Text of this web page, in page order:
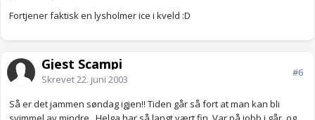
Fortjener faktisk en lysholmer ice i kveld :D
Gjest Scampi
Skrevet22. juni 2003
#6
Så er det jammen søndag igjen!! Tiden går så fort at man kan bli